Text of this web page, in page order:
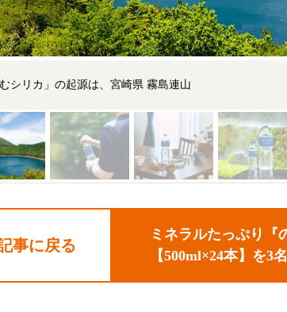
むシリカ」の起源は、宮崎県 霧島連⼭
事に戻る
ミネラルたっぷり『
【500ml×24本】を